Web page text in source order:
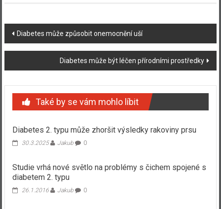
Navigace
příspěvku
Diabetes může způsobit onemocnění uší
Diabetes může být léčen přírodními prostředky
Také by se vám mohlo líbit
Diabetes 2. typu může zhoršit výsledky rakoviny prsu
30.3.2025 Jakub 0
Studie vrhá nové světlo na problémy s čichem spojené s
diabetem 2. typu
26.1.2016 Jakub 0